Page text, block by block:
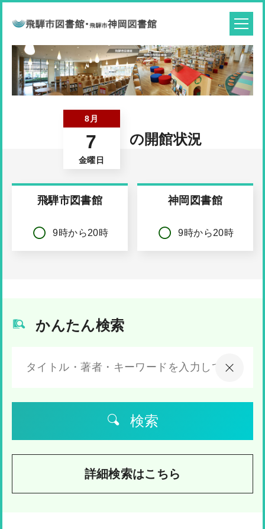
8月
7
金曜日
の開館状況
飛騨市図書館
9時から20時
神岡図書館
9時から20時
かんたん検索
検索
詳細検索はこちら